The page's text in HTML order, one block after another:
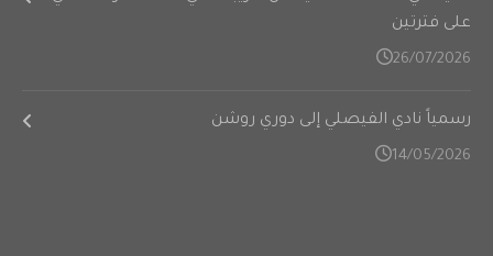
على فترتين
26/07/2026
رسمياً نادي الفيصلي إلى دوري روشن
14/05/2026